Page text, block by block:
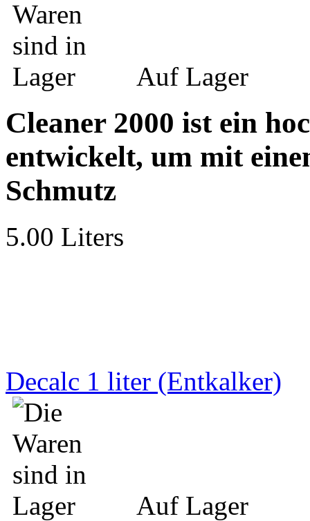
Auf Lager
Cleaner 2000 ist ein
entwickelt, um mit
Schmutz
5.00 Liters
Decalc 1 liter (Entkalker)
Auf Lager